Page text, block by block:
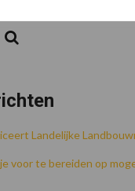
Landelijke
voor te bereiden op